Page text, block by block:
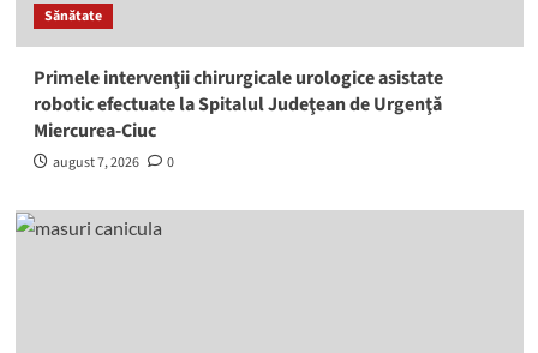
Sănătate
Primele intervenţii chirurgicale urologice asistate
robotic efectuate la Spitalul Judeţean de Urgenţă
Miercurea-Ciuc
august 7, 2026 0